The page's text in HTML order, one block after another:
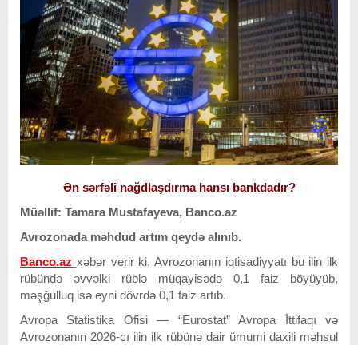
Ən sərfəli nağdlaşdırma hansı bankdadır?
Müəllif: Tamara Mustafayeva, Banco.az
Avrozonada məhdud artım qeydə alınıb.
Banco.az xəbər verir ki, Avrozonanın iqtisadiyyatı bu ilin ilk
rübündə əvvəlki rüblə müqayisədə 0,1 faiz böyüyüb,
məşğulluq isə eyni dövrdə 0,1 faiz artıb.
Avropa Statistika Ofisi — “Eurostat” Avropa İttifaqı və
Avrozonanın 2026-cı ilin ilk rübünə dair ümumi daxili məhsul